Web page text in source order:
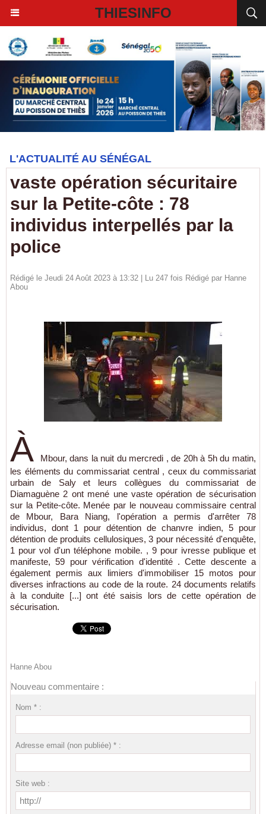
THIESINFO
L'ACTUALITÉ AU SÉNÉGAL
vaste opération sécuritaire
sur la Petite-côte : 78
individus interpellés par la
police
Rédigé le Jeudi 24 Août 2023 à 13:32 | Lu 247 fois Rédigé par Hanne
Abou
À
Mbour, dans la nuit du mercredi , de 20h à 5h du matin,
les éléments du commissariat central , ceux du commissariat
urbain de Saly et leurs collègues du commissariat de
Diamaguène 2 ont mené une vaste opération de sécurisation
sur la Petite-côte. Menée par le nouveau commissaire central
de Mbour, Bara Niang, l'opération a permis d'arrêter 78
individus, dont 1 pour détention de chanvre indien, 5 pour
détention de produits cellulosiques, 3 pour nécessité d'enquête,
1 pour vol d'un téléphone mobile. , 9 pour ivresse publique et
manifeste, 59 pour vérification d'identité . Cette descente a
également permis aux limiers d'immobiliser 15 motos pour
diverses infractions au code de la route. 24 documents relatifs
à la conduite [...] ont été saisis lors de cette opération de
sécurisation.
Hanne Abou
Nouveau commentaire :
Nom * :
Adresse email (non publiée) * :
Site web :